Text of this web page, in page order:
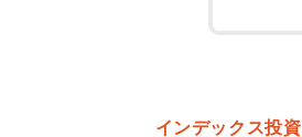
インデックス投資